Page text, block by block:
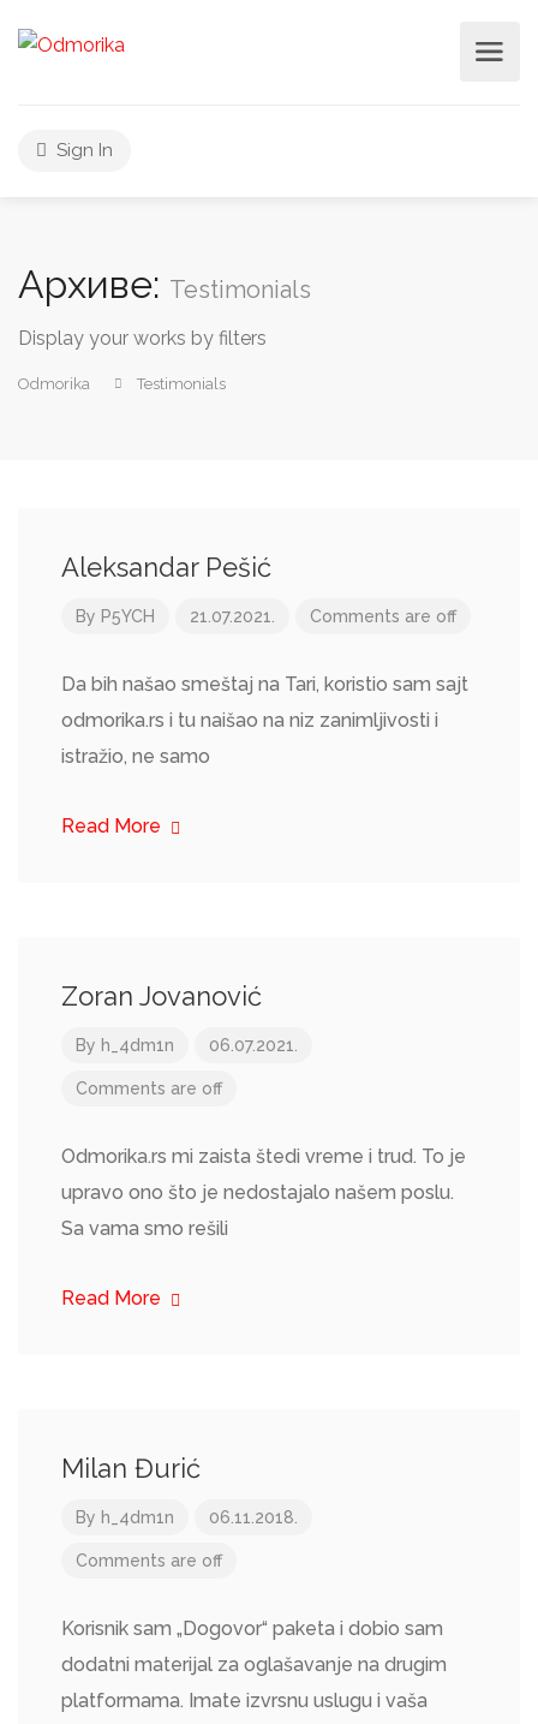
Sign In
Архиве: Testimonials
Display your works by filters
Odmorika Testimonials
Aleksandar Pešić
By P5YCH 21.07.2021. Comments are off
Da bih našao smeštaj na Tari, koristio sam sajt
odmorika.rs i tu naišao na niz zanimljivosti i
istražio, ne samo
Read More
Zoran Jovanović
By h_4dm1n 06.07.2021.
Comments are off
Odmorika.rs mi zaista štedi vreme i trud. To je
upravo ono što je nedostajalo našem poslu.
Sa vama smo rešili
Read More
Milan Đurić
By h_4dm1n 06.11.2018.
Comments are off
Korisnik sam „Dogovor“ paketa i dobio sam
dodatni materijal za oglašavanje na drugim
platformama. Imate izvrsnu uslugu i vaša